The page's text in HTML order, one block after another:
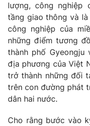
lượng, công nghiệp
tầng giao thông và
công nghiệp của
những điểm tương
thành phố Gyeongju
địa phương của Việt
trở thành những đối
trên con đường phát
dân hai nước.
Cho rằng bước vào